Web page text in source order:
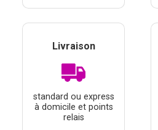
Livraison
standard ou express
à domicile et points
relais